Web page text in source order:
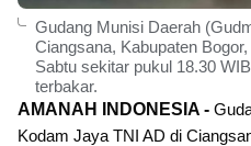
Gudang Munisi Daerah
Ciangsana, Kabupaten
Sabtu sekitar pukul 18.30
terbakar.
AMANAH INDONESIA -
Kodam Jaya TNI AD di